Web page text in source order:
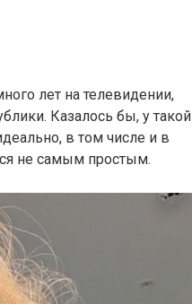
лет на телевидении,
Казалось бы, у такой
в том числе и в
не самым простым.